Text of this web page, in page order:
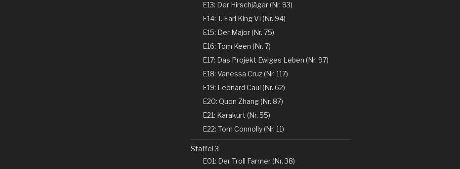
E13: Der Hirschjäger (Nr. 93)
E14: T. Earl King VI (Nr. 94)
E15: Der Major (Nr. 75)
E16: Tom Keen (Nr. 7)
E17: Das Projekt Ewiges Leben (Nr. 97)
E18: Vanessa Cruz (Nr. 117)
E19: Leonard Caul (Nr. 62)
E20: Quon Zhang (Nr. 87)
E21: Karakurt (Nr. 55)
E22: Tom Connolly (Nr. 11)
Staffel 3
E01: Der Troll Farmer (Nr. 38)